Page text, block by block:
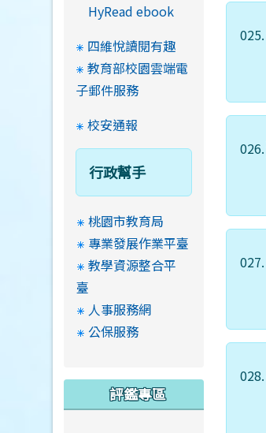
025.
026.
027.
028.
HyRead ebook
四維悅讀閱有趣
教育部校園雲端電
子郵件服務
校安通報
行政幫手
桃園市教育局
專業發展作業平臺
教學資源整合平
臺
人事服務網
公保服務
評鑑專區